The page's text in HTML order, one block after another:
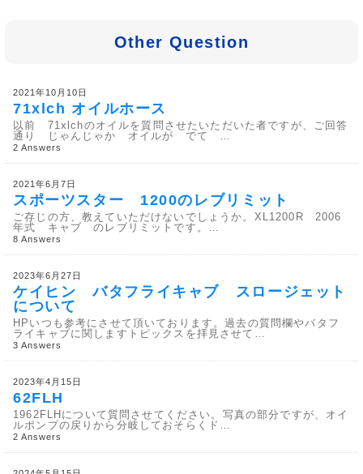
Other Question
2021年10月10日
71xlch オイルホース
以前 71xlchのオイルを質問させたいただいた者ですが、ご回答
通り じゃんじゃか オイルが でて …
2 Answers
2021年6月7日
スポーツスター 1200のレブリミット
ご存じの方、教えていただけないでしょうか。XL1200R 2006
年式 キャブ のレブリミットです。…
8 Answers
2023年6月27日
ケイヒン バタフライキャブ スロージェット
について
HPいつも参考にさせて頂いております。過去の質問欄やバタフ
ライキャブに関しますトピックスを拝見させて…
3 Answers
2023年4月15日
62FLH
1962FLHについて質問させてください。写真の部分ですが、オイ
ルポンプの戻りから分岐しておそらくド…
2 Answers